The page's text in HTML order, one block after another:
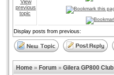
View
previous
topic
Display posts from previous:
Home » Forum » Gilera GP800 Club